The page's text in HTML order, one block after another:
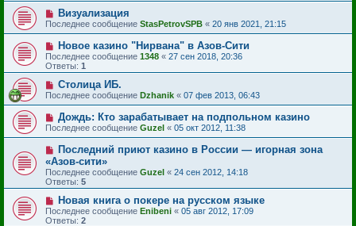
Визуализация
Последнее сообщение StasPetrovSPB « 20 янв 2021, 21:15
Новое казино "Нирвана" в Азов-Сити
Последнее сообщение 1348 « 27 сен 2018, 20:36
Ответы: 1
Столица ИБ.
Последнее сообщение Dzhanik « 07 фев 2013, 06:43
Дождь: Кто зарабатывает на подпольном казино
Последнее сообщение Guzel « 05 окт 2012, 11:38
Последний приют казино в России — игорная зона
«Азов-сити»
Последнее сообщение Guzel « 24 сен 2012, 14:18
Ответы: 5
Новая книга о покере на русском языке
Последнее сообщение Enibeni « 05 авг 2012, 17:09
Ответы: 2